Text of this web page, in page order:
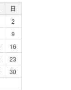
日
2
9
16
23
30